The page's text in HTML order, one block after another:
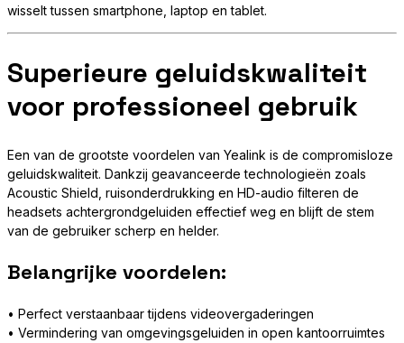
wisselt tussen smartphone, laptop en tablet.
Superieure geluidskwaliteit
voor professioneel gebruik
Een van de grootste voordelen van Yealink is de compromisloze
geluidskwaliteit. Dankzij geavanceerde technologieën zoals
Acoustic Shield, ruisonderdrukking en HD-audio filteren de
headsets achtergrondgeluiden effectief weg en blijft de stem
van de gebruiker scherp en helder.
Belangrijke voordelen:
• Perfect verstaanbaar tijdens videovergaderingen
• Vermindering van omgevingsgeluiden in open kantoorruimtes